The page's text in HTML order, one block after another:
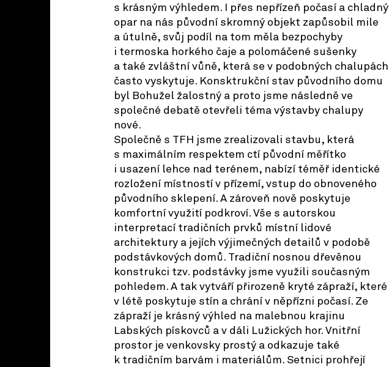
s krásným výhledem. I přes nepřízeň počasí a chladný
opar na nás původní skromný objekt zapůsobil mile
a útulně, svůj podíl na tom měla bezpochyby
i termoska horkého čaje a polomáčené sušenky
a také zvláštní vůně, která se v podobných chalupách
často vyskytuje. Konsktrukční stav původního domu
byl Bohužel žalostný a proto jsme následně ve
společné debatě otevřeli téma výstavby chalupy
nové.
Společně s TFH jsme zrealizovali stavbu, která
s maximálním respektem ctí původní měřítko
i usazení lehce nad terénem, nabízí téměř identické
rozložení místností v přízemí, vstup do obnoveného
původního sklepení. A zároveň nově poskytuje
komfortní využití podkroví. Vše s autorskou
interpretací tradičních prvků místní lidové
architektury a jejích výjimečných detailů v podobě
podstávkových domů. Tradiční nosnou dřevěnou
konstrukci tzv. podstávky jsme využili současným
pohledem. A tak vytváří přirozeně kryté zápraží, které
v létě poskytuje stín a chrání v něpřízni počasí. Ze
zápraží je krásný výhled na malebnou krajinu
Labských pískovců a v dáli Lužických hor. Vnitřní
prostor je venkovsky prostý a odkazuje také
k tradičním barvám i materiálům. Setnici prohřejí